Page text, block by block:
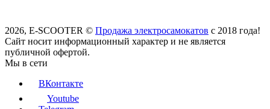
2026, E-SCOOTER © Продажа электросамокатов с 2018 года!
Сайт носит информационный характер и не является
публичной офертой.
Мы в сети
ВКонтакте
Youtube